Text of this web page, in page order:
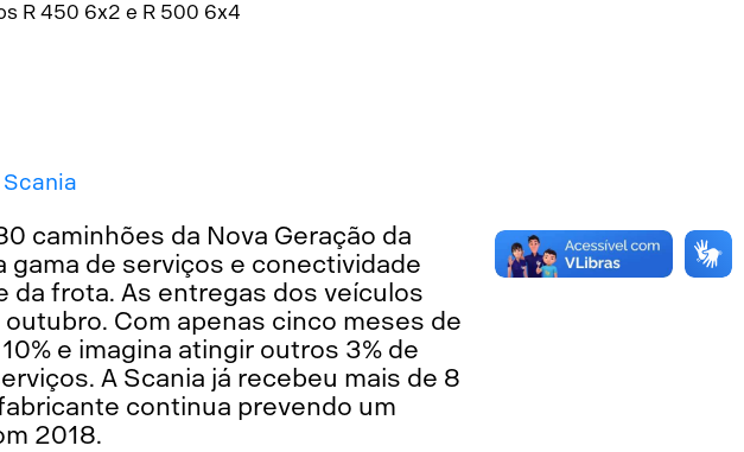
R 450 6x2 e R 500 6x4
caminhões da Nova Geração da
gama de serviços e conectividade
da frota. As entregas dos veículos
Com apenas cinco meses de
e imagina atingir outros 3% de
A Scania já recebeu mais de 8
continua prevendo um
2018.